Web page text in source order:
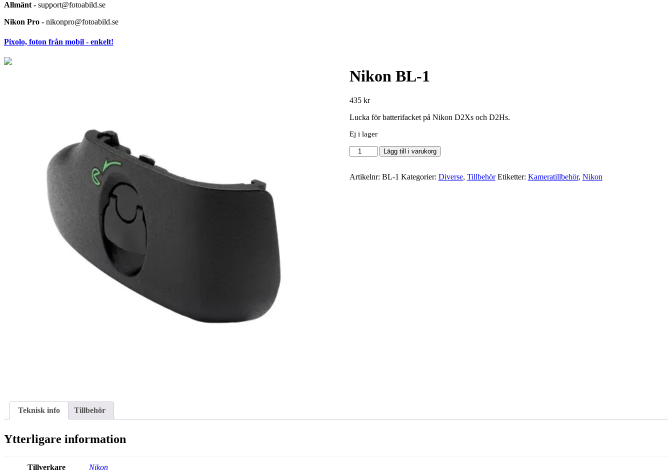
Allmänt - support@fotoabild.se
Nikon Pro - nikonpro@fotoabild.se
Pixolo, foton från mobil - enkelt!
Nikon BL-1
435 kr
Lucka för batterifacket på Nikon D2Xs och D2Hs.
Ej i lager
Nikon
BL-
mängd
Lägg till i varukorg
Artikelnr: BL-1 Kategorier: Diverse, Tillbehör Etiketter: Kameratillbehör, Nikon
Teknisk info Tillbehör
Ytterligare information
Tillverkare Nikon